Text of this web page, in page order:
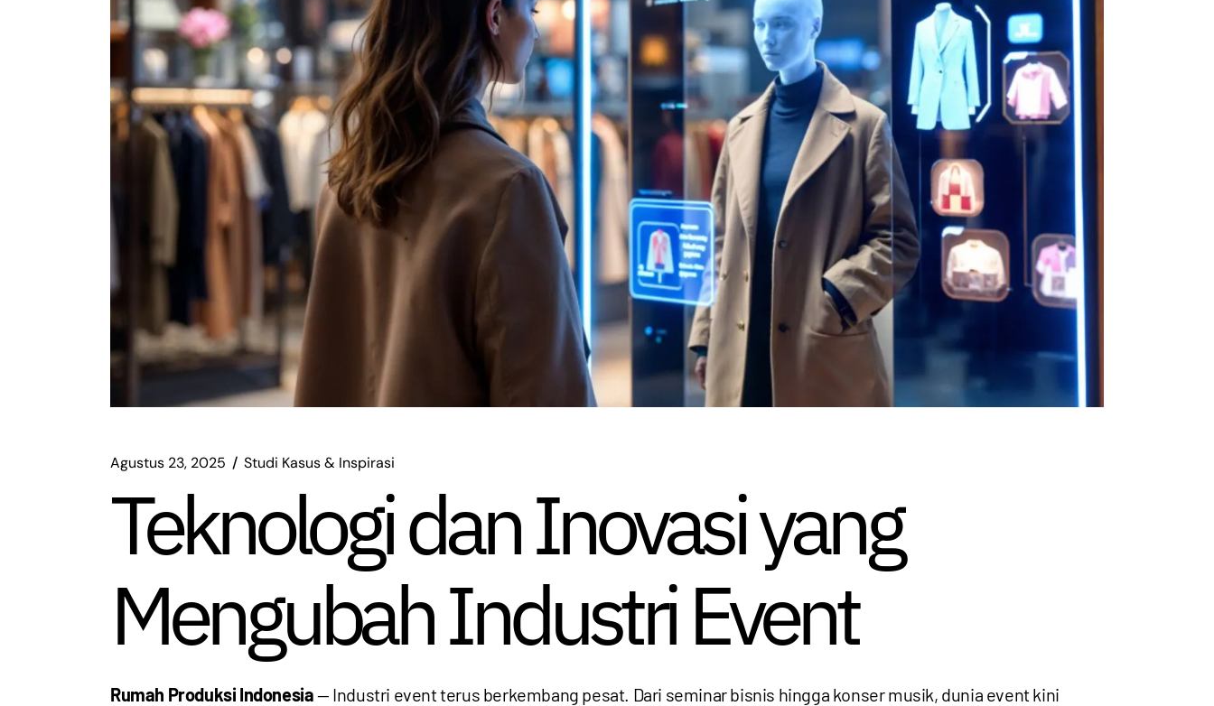
Agustus 23, 2025 Studi Kasus & Inspirasi
Teknologi dan Inovasi yang
Mengubah Industri Event
Rumah Produksi Indonesia— Industri event terus berkembang pesat. Dari seminar bisnis hingga konser musik, dunia event kini